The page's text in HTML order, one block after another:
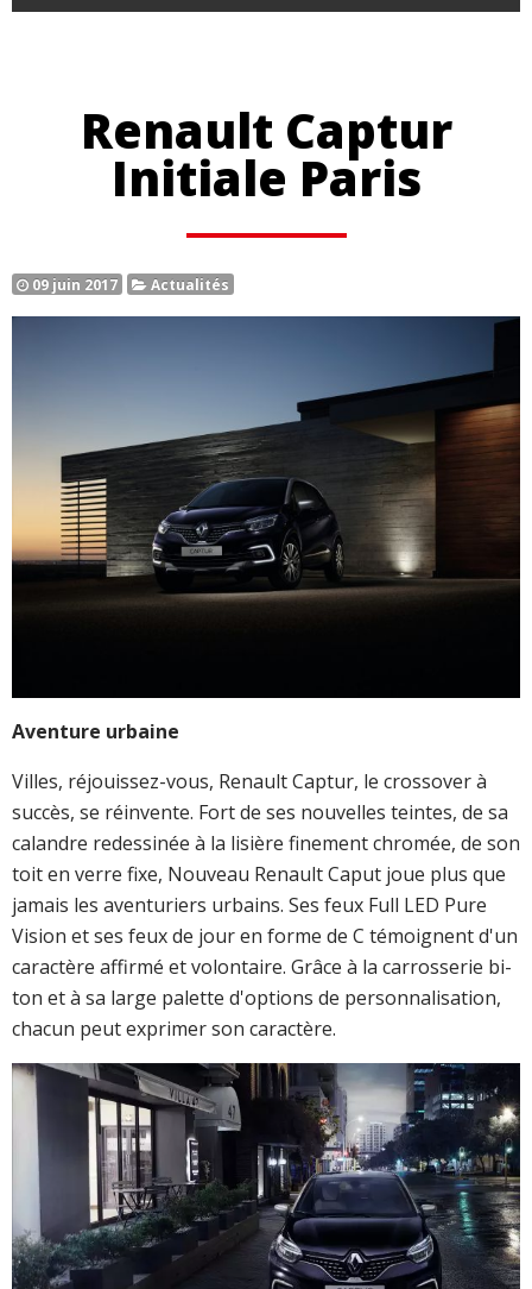
Renault Captur
Initiale Paris
09 juin 2017 Actualités
Aventure urbaine
Villes, réjouissez-vous, Renault Captur, le crossover à
succès, se réinvente. Fort de ses nouvelles teintes, de sa
calandre redessinée à la lisière finement chromée, de son
toit en verre fixe, Nouveau Renault Caput joue plus que
jamais les aventuriers urbains. Ses feux Full LED Pure
Vision et ses feux de jour en forme de C témoignent d'un
caractère affirmé et volontaire. Grâce à la carrosserie bi-
ton et à sa large palette d'options de personnalisation,
chacun peut exprimer son caractère.